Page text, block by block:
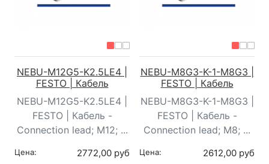
NEBU-M12G5-K2.5LE4 |
FESTO | Кабель
NEBU-M12G5-K2.5LE4 |
FESTO | Кабель -
Connection lead; M12; ...
Цена: 2772,00 руб
NEBU-M8G3-K-1-M8G3 |
FESTO | Кабель
NEBU-M8G3-K-1-M8G3 |
FESTO | Кабель -
Connection lead; M8; ...
Цена: 2612,00 руб